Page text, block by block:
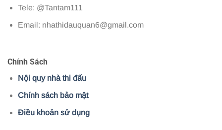
Tele: @Tantam111
Email: nhathidauquan6@gmail.com
Chính Sách
Nội quy nhà thi đấu
Chính sách bảo mật
Điều khoản sử dụng